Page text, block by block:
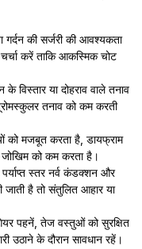
गर्दन की सर्जरी की आवश्यकता
करें ताकि आकस्मिक चोट
के विस्तार या दोहराव वाले तनाव
तनाव को कम करती
को मजबूत करता है, डायफ्राम
को कम करता है।
पर्याप्त स्तर नर्व कंडक्शन और
है तो संतुलित आहार या
पहनें, तेज वस्तुओं को सुरक्षित
उठाने के दौरान सावधान रहें।